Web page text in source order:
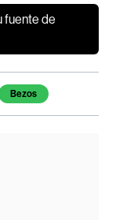
fuente de
Bezos